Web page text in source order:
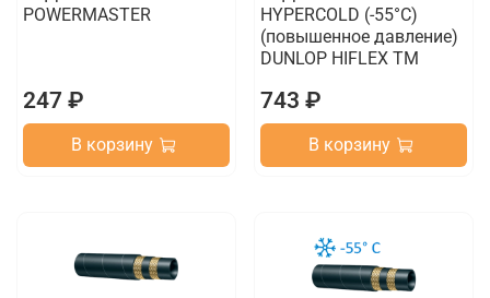
POWERMASTER
247 ₽
В корзину
HYPERCOLD (-55°C)
(повышенное давление)
DUNLOP HIFLEX TM
743 ₽
В корзину